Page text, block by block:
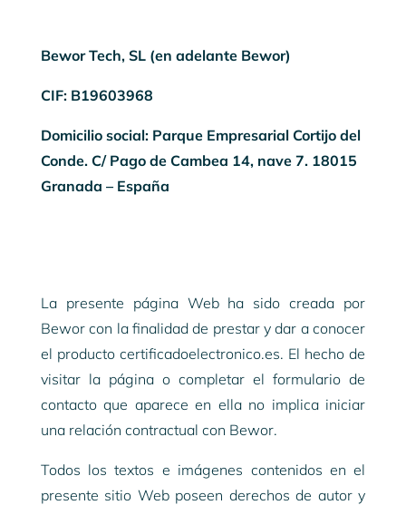
Bewor Tech, SL (en adelante Bewor)
CIF: B19603968
Domicilio social: Parque Empresarial Cortijo del
Conde. C/ Pago de Cambea 14, nave 7. 18015
Granada – España
La presente página Web ha sido creada por
Bewor con la finalidad de prestar y dar a conocer
el producto certificadoelectronico.es. El hecho de
visitar la página o completar el formulario de
contacto que aparece en ella no implica iniciar
una relación contractual con Bewor.
Todos los textos e imágenes contenidos en el
presente sitio Web poseen derechos de autor y